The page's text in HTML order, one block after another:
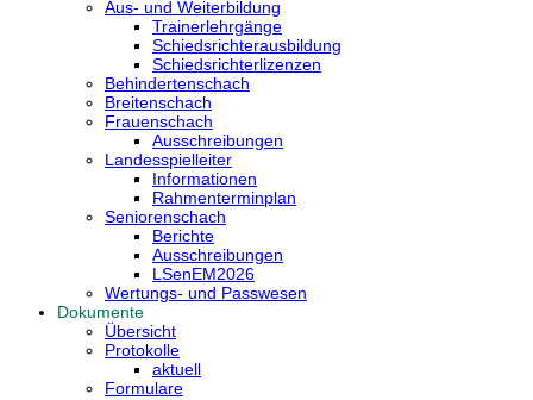
Aus- und Weiterbildung
Trainerlehrgänge
Schiedsrichterausbildung
Schiedsrichterlizenzen
Behindertenschach
Breitenschach
Frauenschach
Ausschreibungen
Landesspielleiter
Informationen
Rahmenterminplan
Seniorenschach
Berichte
Ausschreibungen
LSenEM2026
Wertungs- und Passwesen
Dokumente
Übersicht
Protokolle
aktuell
Formulare